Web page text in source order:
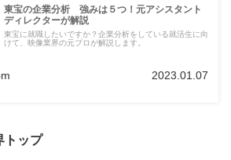
東宝の企業分析 強みは５つ！元アシスタント
ディレクターが解説
東宝に就職したいですか？企業分析をしている就活生に向
けて、映像業界の元プロが解説します。
2023.01.07
トップ